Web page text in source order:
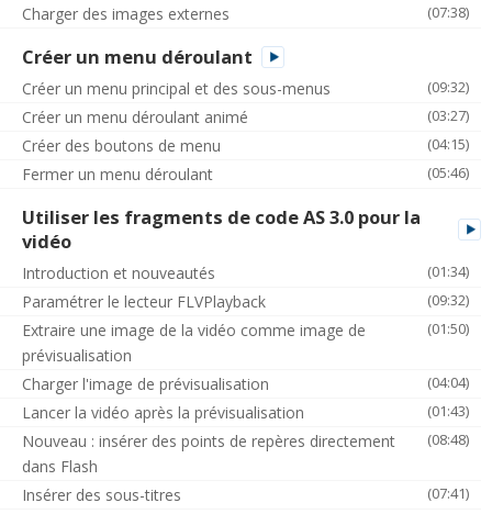
(07:38)
Charger des images externes
Créer un menu déroulant
(09:32)
Créer un menu principal et des sous-menus
(03:27)
Créer un menu déroulant animé
(04:15)
Créer des boutons de menu
(05:46)
Fermer un menu déroulant
Utiliser les fragments de code AS 3.0 pour la
vidéo
(01:34)
Introduction et nouveautés
(09:32)
Paramétrer le lecteur FLVPlayback
(01:50)
Extraire une image de la vidéo comme image de
prévisualisation
(04:04)
Charger l'image de prévisualisation
(01:43)
Lancer la vidéo après la prévisualisation
(08:48)
Nouveau : insérer des points de repères directement
dans Flash
(07:41)
Insérer des sous-titres